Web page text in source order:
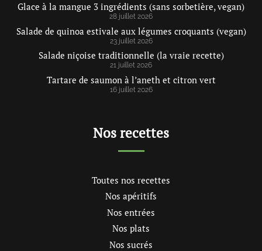
Glace à la mangue 3 ingrédients (sans sorbetière, vegan)
28 juillet 2026
Salade de quinoa estivale aux légumes croquants (vegan)
23 juillet 2026
Salade niçoise traditionnelle (la vraie recette)
21 juillet 2026
Tartare de saumon à l’aneth et citron vert
16 juillet 2026
Nos recettes
Toutes nos recettes
Nos apéritifs
Nos entrées
Nos plats
Nos sucrés